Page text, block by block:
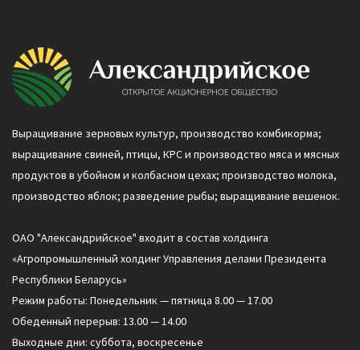
Выращивание зерновых культур, производство комбикорма;
выращивание свиней, птицы, КРС и производство мяса и мясных
продуктов в убойном и колбасном цехах; производство молока,
производство яблок; разведение рыбы; выращивание вешенок.
ОАО "Александрийское" входит в состав холдинга
«Агропромышленный холдинг Управления делами Президента
Республики Беларусь»
Режим работы: Понедельник — пятница 8.00 — 17.00
Обеденный перерыв: 13.00 — 14.00
Выходные дни: суббота, воскресенье